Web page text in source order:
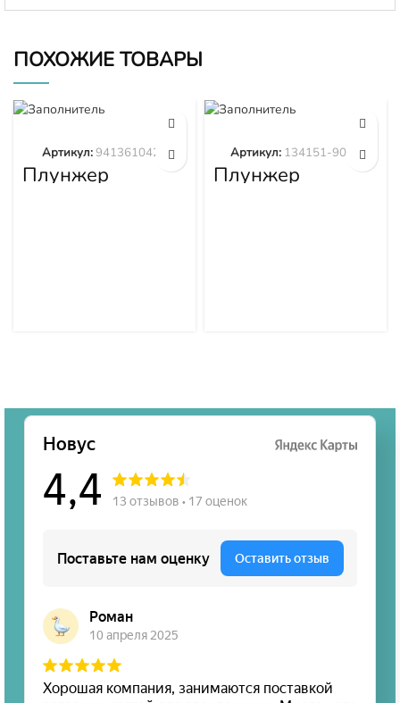
ПОХОЖИЕ ТОВАРЫ
Плунжер
9413610423
Артикул:9413610423
Плунжер
134151-9020
Артикул: 134151-9020